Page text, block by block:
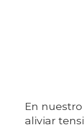
En
aliviar